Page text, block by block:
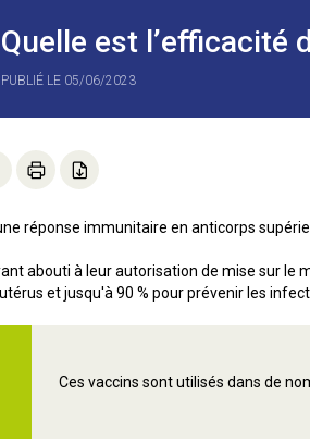
Quelle est l’efficacité
PUBLIÉ LE 05/06/2023
réponse immunitaire en anticorps
abouti à leur autorisation de mise sur le
et jusqu'à 90 % pour prévenir les
Ces vaccins sont utilisés dans de